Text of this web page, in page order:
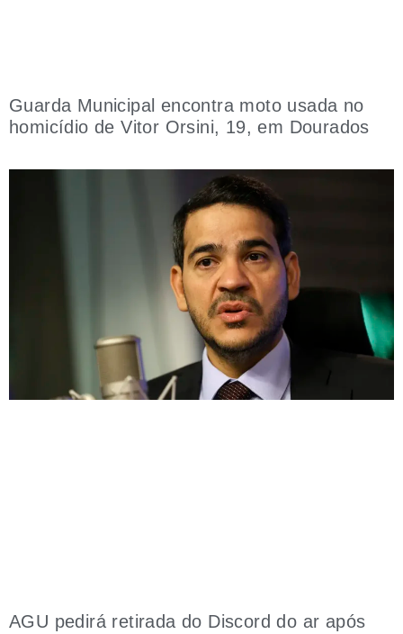
Guarda Municipal encontra moto usada no
homicídio de Vitor Orsini, 19, em Dourados
AGU pedirá retirada do Discord do ar após